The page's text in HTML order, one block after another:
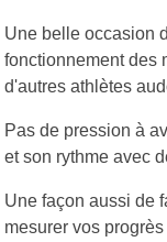
Une belle occasion
fonctionnement des
d'autres athlètes
Pas de pression à
et son rythme avec
Une façon aussi de
mesurer vos